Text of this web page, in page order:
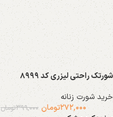
شورتک راحتی لیزری کد ۸۹۹۹
خرید شورت زنانه
۳۹۹,۰۰۰تومان ۲۷۲,۰۰۰تومان